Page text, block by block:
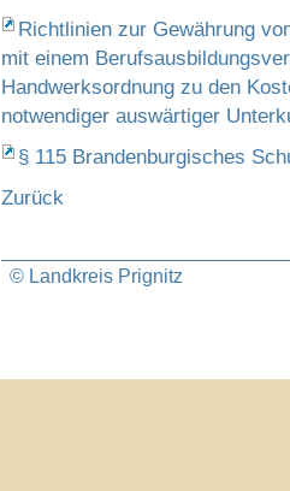
Richtlinien zur Gewährung
mit einem
Handwerksordnung zu den
notwendiger auswärtiger
§ 115 Brandenburgisches
Zurück
© Landkreis Prignitz